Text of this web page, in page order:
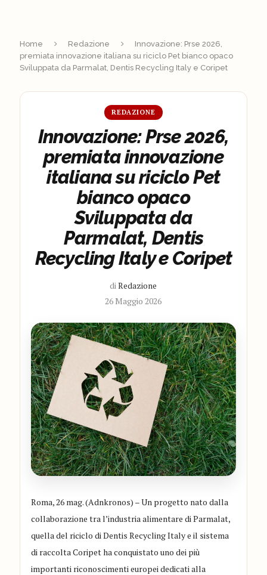
Home Redazione
Innovazione: Prse 2026,
premiata innovazione italiana su riciclo Pet bianco opaco
Sviluppata da Parmalat, Dentis Recycling Italy e Coripet
REDAZIONE
Innovazione: Prse 2026,
premiata innovazione
italiana su riciclo Pet
bianco opaco
Sviluppata da
Parmalat, Dentis
Recycling Italy e Coripet
diRedazione
26 Maggio 2026
Roma, 26 mag. (Adnkronos) – Un progetto nato dalla
collaborazione tra l’industria alimentare di Parmalat,
quella del riciclo di Dentis Recycling Italy e il sistema
di raccolta Coripet ha conquistato uno dei più
importanti riconoscimenti europei dedicati alla